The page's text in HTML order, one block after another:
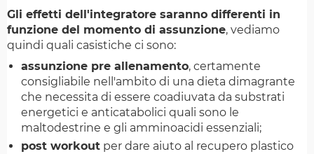
Gli effetti dell'integratore saranno differenti in
funzione del momento di assunzione, vediamo
quindi quali casistiche ci sono:
assunzione pre allenamento, certamente
consigliabile nell'ambito di una dieta dimagrante
che necessita di essere coadiuvata da substrati
energetici e anticatabolici quali sono le
maltodestrine e gli amminoacidi essenziali;
post workout per dare aiuto al recupero plastico